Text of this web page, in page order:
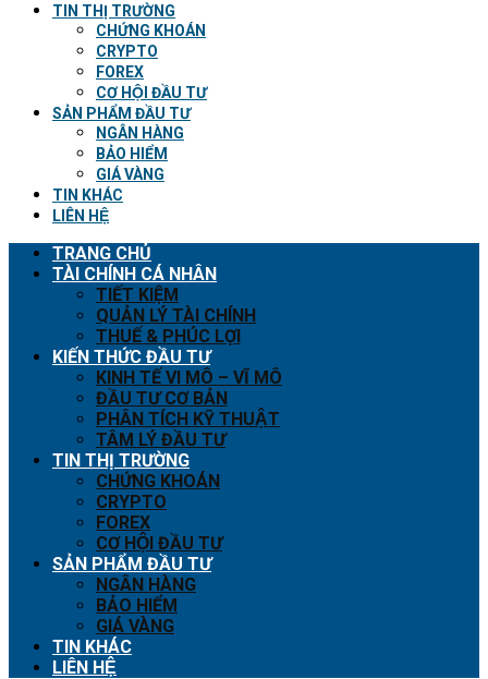
TIN THỊ TRƯỜNG
CHỨNG KHOÁN
CRYPTO
FOREX
CƠ HỘI ĐẦU TƯ
SẢN PHẨM ĐẦU TƯ
NGÂN HÀNG
BẢO HIỂM
GIÁ VÀNG
TIN KHÁC
LIÊN HỆ
TRANG CHỦ
TÀI CHÍNH CÁ NHÂN
TIẾT KIỆM
QUẢN LÝ TÀI CHÍNH
THUẾ & PHÚC LỢI
KIẾN THỨC ĐẦU TƯ
KINH TẾ VI MÔ – VĨ MÔ
ĐẦU TƯ CƠ BẢN
PHÂN TÍCH KỸ THUẬT
TÂM LÝ ĐẦU TƯ
TIN THỊ TRƯỜNG
CHỨNG KHOÁN
CRYPTO
FOREX
CƠ HỘI ĐẦU TƯ
SẢN PHẨM ĐẦU TƯ
NGÂN HÀNG
BẢO HIỂM
GIÁ VÀNG
TIN KHÁC
LIÊN HỆ